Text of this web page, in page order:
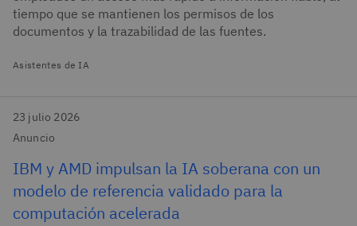
tiempo que se mantienen los permisos de los
documentos y la trazabilidad de las fuentes.
Asistentes de IA
23 julio 2026
Anuncio
IBM y AMD impulsan la IA soberana con un
modelo de referencia validado para la
computación acelerada